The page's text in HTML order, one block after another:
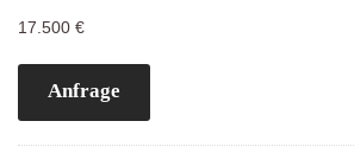
17.500 €
Anfrage